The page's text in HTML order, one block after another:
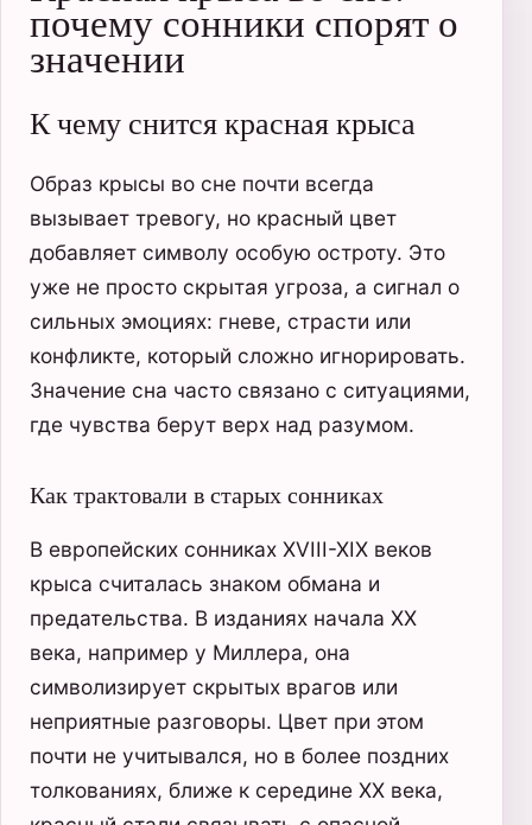
почему сонники спорят о
значении
К чему снится красная крыса
Образ крысы во сне почти всегда
вызывает тревогу, но красный цвет
добавляет символу особую остроту. Это
уже не просто скрытая угроза, а сигнал о
сильных эмоциях: гневе, страсти или
конфликте, который сложно игнорировать.
Значение сна часто связано с ситуациями,
где чувства берут верх над разумом.
Как трактовали в старых сонниках
В европейских сонниках XVIII-XIX веков
крыса считалась знаком обмана и
предательства. В изданиях начала XX
века, например у Миллера, она
символизирует скрытых врагов или
неприятные разговоры. Цвет при этом
почти не учитывался, но в более поздних
толкованиях, ближе к середине XX века,